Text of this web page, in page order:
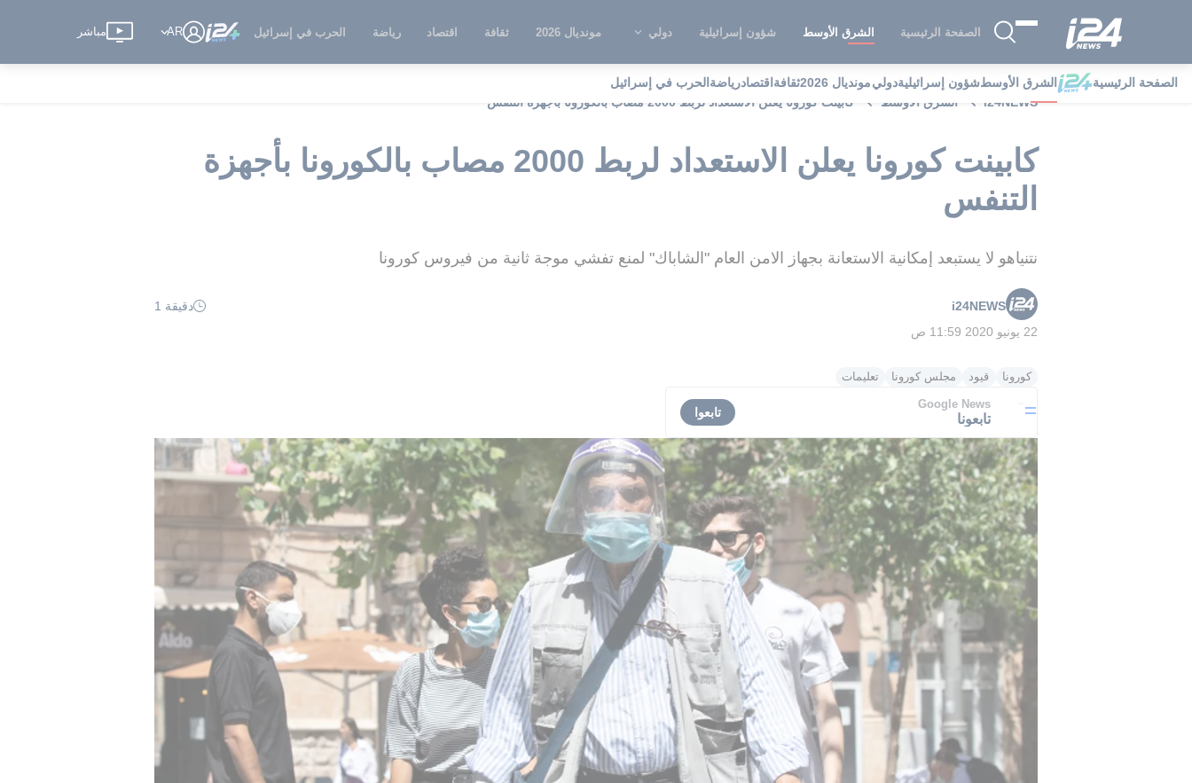
الصفحة الرئيسية الشرق الأوسط شؤون إسرائيلية دولي مونديال 2026 ثقافة اقتصاد رياضة الحرب في إسرائيل AR مباشر
الصفحة الرئيسية الشرق الأوسطشؤون إسرائيليةدوليمونديال 2026 ثقافة اقتصادرياضة الحرب في إسرائيل
i24NEWS
الشرق الأوسط كابينت كورونا يعلن الاستعداد لربط 2000 مصاب بالكورونا بأجهزة التنفس
كابينت كورونا يعلن الاستعداد لربط 2000 مصاب بالكورونا بأجهزة
التنفس
نتنياهو لا يستبعد إمكانية الاستعانة بجهاز الامن العام "الشاباك" لمنع تفشي موجة ثانية من فيروس كورونا
i24NEWS
دقيقة 1
22 يونيو 2020 11:59 ص
كورونا قيود مجلس كورونا تعليمات
Google News
تابعونا تابعوا